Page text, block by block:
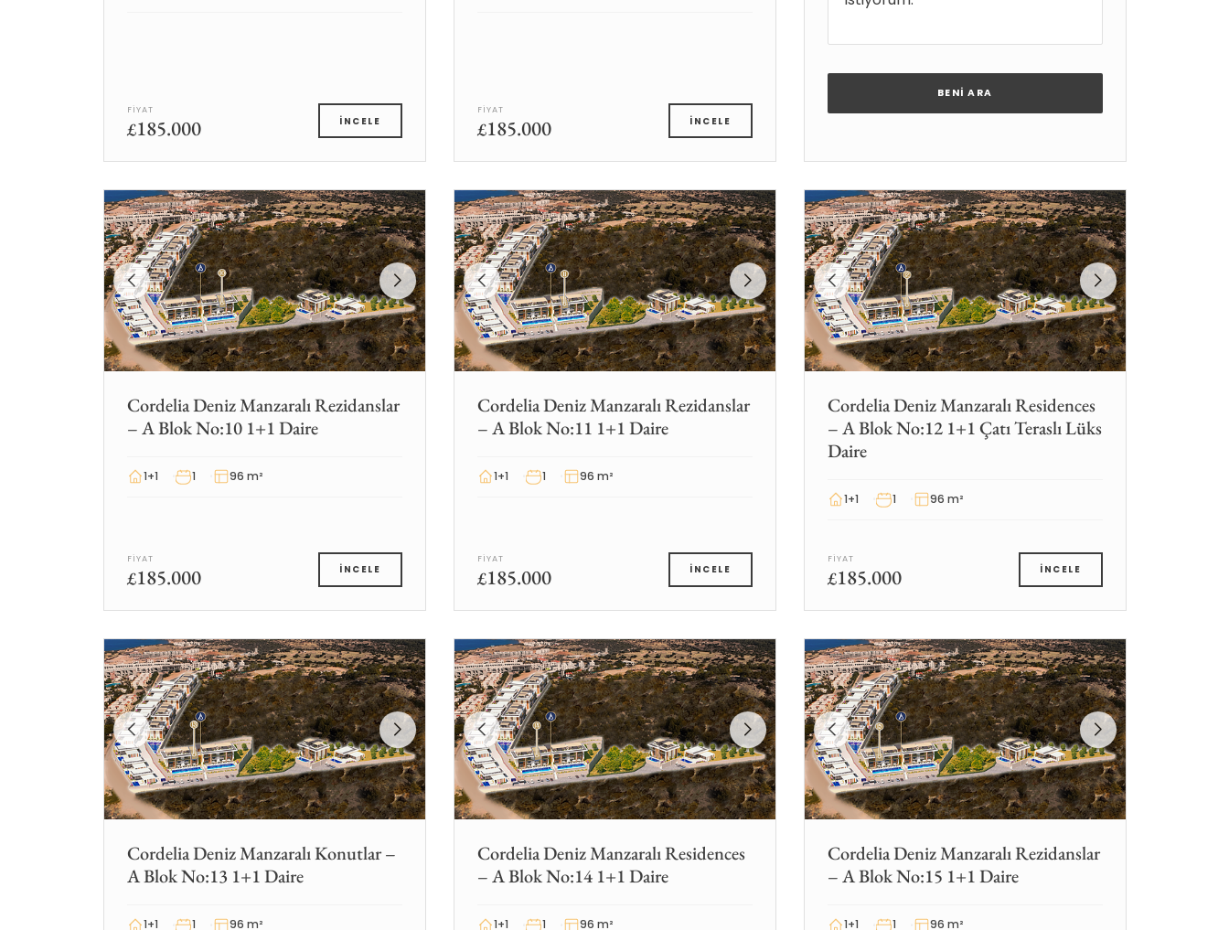
FIYAT
£185.000 İNCELE
FIYAT
£185.000 İNCELE
BENI ARA
Cordelia Deniz Manzaralı Rezidanslar
– A Blok No:10 1+1 Daire
1+1 1 96 m²
FIYAT
£185.000 İNCELE
Cordelia Deniz Manzaralı Rezidanslar
– A Blok No:11 1+1 Daire
1+1 1 96 m²
FIYAT
£185.000 İNCELE
Cordelia Deniz Manzaralı Residences
– A Blok No:12 1+1 Çatı Teraslı Lüks
Daire
1+1 1 96 m²
FIYAT
£185.000 İNCELE
Cordelia Deniz Manzaralı Konutlar –
A Blok No:13 1+1 Daire
1+1 1 96 m²
Cordelia Deniz Manzaralı Residences
– A Blok No:14 1+1 Daire
1+1 1 96 m²
Cordelia Deniz Manzaralı Rezidanslar
– A Blok No:15 1+1 Daire
1+1 1 96 m²